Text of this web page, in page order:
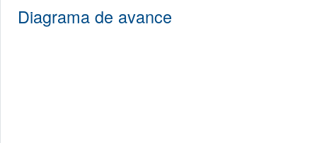
Diagrama de avance